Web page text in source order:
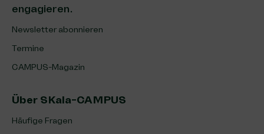
engagieren.
Newsletter abonnieren
Termine
CAMPUS-Magazin
Über SKala-CAMPUS
Häufige Fragen